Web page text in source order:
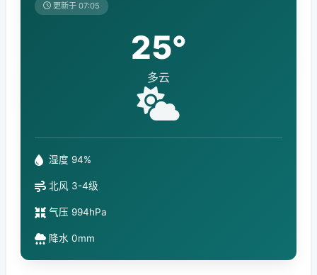
更新于 07:05
25°
多云
湿度 94%
北风 3-4级
气压 994hPa
降水 0mm